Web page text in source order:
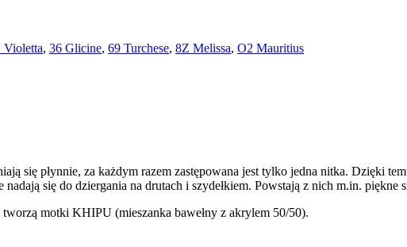
Violetta, 36 Glicine, 69 Turchese, 8Z Melissa, O2 Mauritius
się płynnie, za każdym razem zastępowana jest tylko jedna nitka. Dzięki
się do dziergania na drutach i szydełkiem. Powstają z nich m.in. piękne
motki KHIPU (mieszanka bawełny z akrylem 50/50).